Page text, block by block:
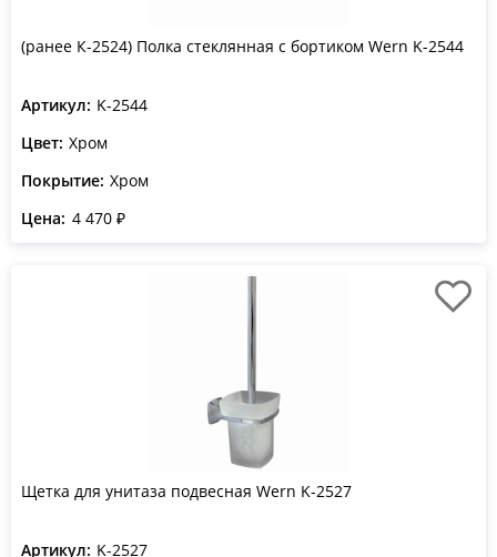
(ранее К-2524) Полка стеклянная с бортиком Wern K-2544
Артикул: K-2544
Цвет: Хром
Покрытие: Хром
Цена: 4 470 ₽
Щетка для унитаза подвесная Wern K-2527
Артикул: K-2527